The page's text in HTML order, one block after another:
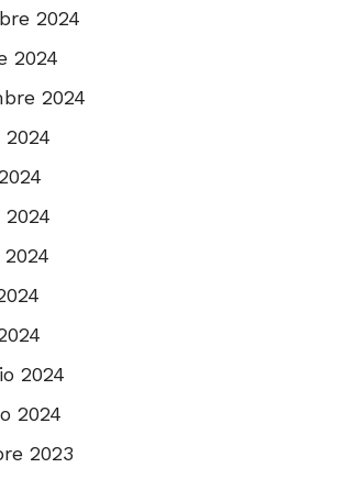
2024
2024
2024
2024
2024
2024
2024
2023